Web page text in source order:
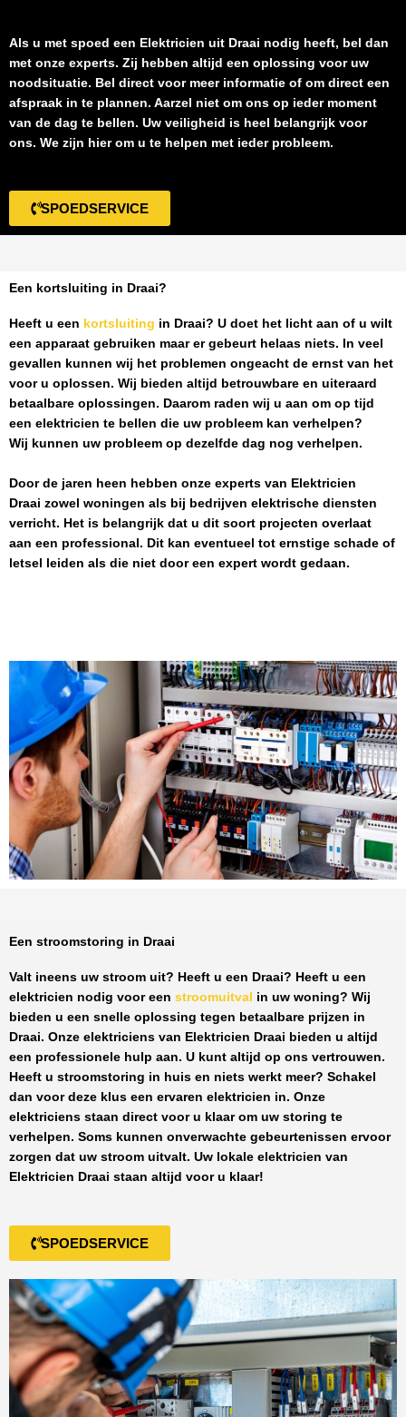
Als u met spoed een Elektricien uit Draai nodig heeft, bel dan
met onze experts. Zij hebben altijd een oplossing voor uw
noodsituatie. Bel direct voor meer informatie of om direct een
afspraak in te plannen. Aarzel niet om ons op ieder moment
van de dag te bellen. Uw veiligheid is heel belangrijk voor
ons. We zijn hier om u te helpen met ieder probleem.
SPOEDSERVICE
Een kortsluiting in Draai?
Heeft u een kortsluiting in Draai? U doet het licht aan of u wilt
een apparaat gebruiken maar er gebeurt helaas niets. In veel
gevallen kunnen wij het problemen ongeacht de ernst van het
voor u oplossen. Wij bieden altijd betrouwbare en uiteraard
betaalbare oplossingen. Daarom raden wij u aan om op tijd
een elektricien te bellen die uw probleem kan verhelpen?
Wij kunnen uw probleem op dezelfde dag nog verhelpen.
Door de jaren heen hebben onze experts van Elektricien
Draai zowel woningen als bij bedrijven elektrische diensten
verricht. Het is belangrijk dat u dit soort projecten overlaat
aan een professional. Dit kan eventueel tot ernstige schade of
letsel leiden als die niet door een expert wordt gedaan.
Een stroomstoring in Draai
Valt ineens uw stroom uit? Heeft u een Draai? Heeft u een
elektricien nodig voor een stroomuitval in uw woning? Wij
bieden u een snelle oplossing tegen betaalbare prijzen in
Draai. Onze elektriciens van Elektricien Draai bieden u altijd
een professionele hulp aan. U kunt altijd op ons vertrouwen.
Heeft u stroomstoring in huis en niets werkt meer? Schakel
dan voor deze klus een ervaren elektricien in. Onze
elektriciens staan direct voor u klaar om uw storing te
verhelpen. Soms kunnen onverwachte gebeurtenissen ervoor
zorgen dat uw stroom uitvalt. Uw lokale elektricien van
Elektricien Draai staan altijd voor u klaar!
SPOEDSERVICE